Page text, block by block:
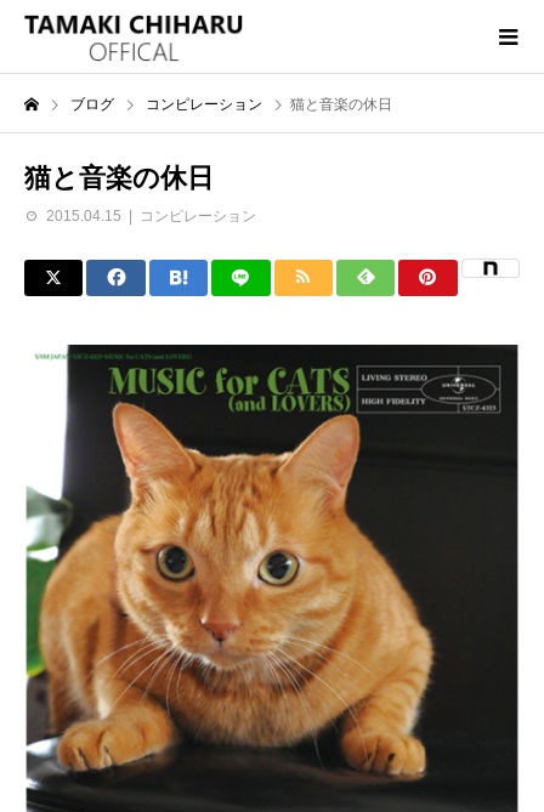
ブログ コンピレーション 猫と音楽の休日
猫と音楽の休日
2015.04.15 コンピレーション